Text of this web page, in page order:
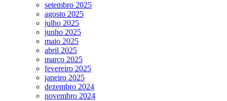
setembro 2025
agosto 2025
julho 2025
junho 2025
maio 2025
abril 2025
março 2025
fevereiro 2025
janeiro 2025
dezembro 2024
novembro 2024